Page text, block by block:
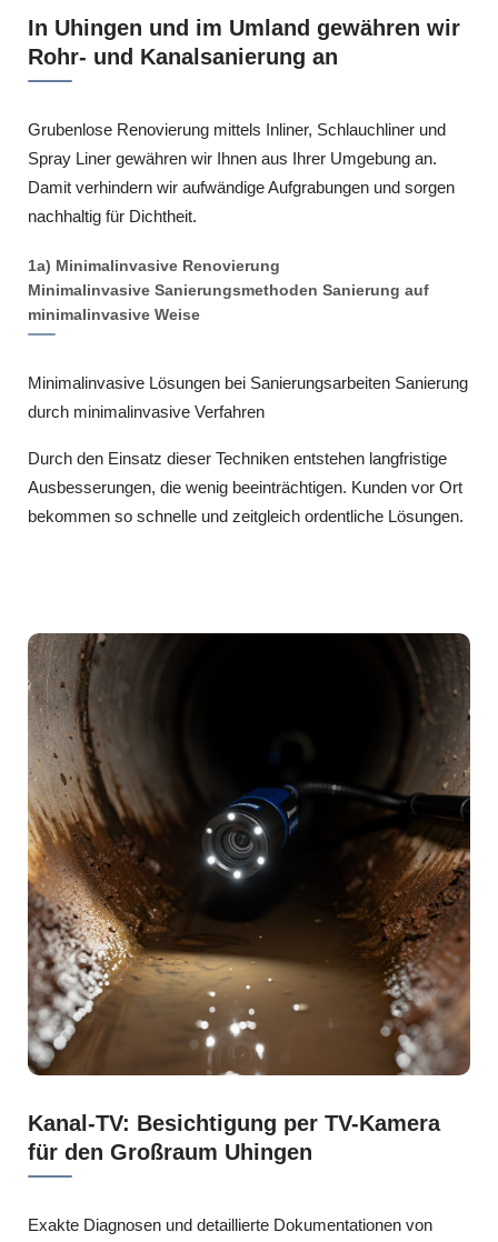
In Uhingen und im Umland gewähren wir
Rohr- und Kanalsanierung an
Grubenlose Renovierung mittels Inliner, Schlauchliner und
Spray Liner gewähren wir Ihnen aus Ihrer Umgebung an.
Damit verhindern wir aufwändige Aufgrabungen und sorgen
nachhaltig für Dichtheit.
1a) Minimalinvasive Renovierung
Minimalinvasive Sanierungsmethoden Sanierung auf
minimalinvasive Weise
Minimalinvasive Lösungen bei Sanierungsarbeiten Sanierung
durch minimalinvasive Verfahren
Durch den Einsatz dieser Techniken entstehen langfristige
Ausbesserungen, die wenig beeinträchtigen. Kunden vor Ort
bekommen so schnelle und zeitgleich ordentliche Lösungen.
Kanal-TV: Besichtigung per TV-Kamera
für den Großraum Uhingen
Exakte Diagnosen und detaillierte Dokumentationen von